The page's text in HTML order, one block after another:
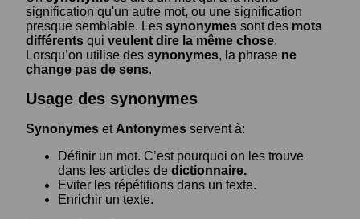
signification qu'un autre mot, ou une signification
presque semblable. Les synonymes sont des mots
différents qui veulent dire la même chose.
Lorsqu’on utilise des synonymes, la phrase ne
change pas de sens.
Usage des synonymes
Synonymes et Antonymes servent à:
Définir un mot. C’est pourquoi on les trouve
dans les articles de dictionnaire.
Eviter les répétitions dans un texte.
Enrichir un texte.